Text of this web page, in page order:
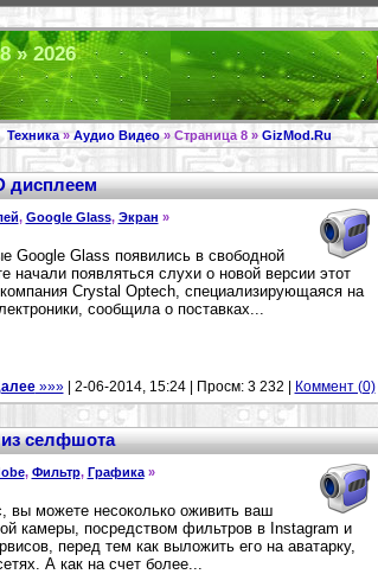
» 2026
Техника» Аудио Видео» Страница 8 » GizMod.Ru
дисплеем
, Google Glass, Экран »
Google Glass появились в свободной
начали появляться слухи о новой версии этот
Crystal Optech, специализирующаяся на
сообщила о поставках...
»»»| 2-06-2014, 15:24 | Просм: 3 232 | Коммент (0)
селфшота
, Фильтр, Графика»
вы можете несоколько оживить ваш
камеры, посредством фильтров в Instagram и
перед тем как выложить его на аватарку,
А как на счет более...